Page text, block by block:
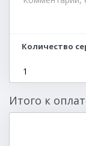
Количество
1
Итого к